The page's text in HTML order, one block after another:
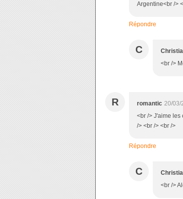
Argentine<br />
Répondre
C
<br />
R romantic 20/03/
<br /> J'aime
/> <br /> <br />
Répondre
C
<br />